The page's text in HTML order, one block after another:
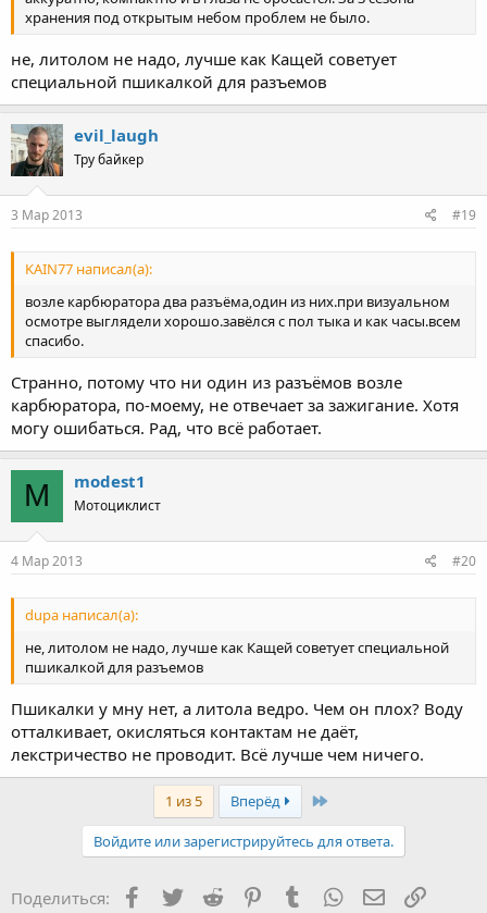
хранения под открытым небом проблем не было.
не, литолом не надо, лучше как Кащей советует
специальной пшикалкой для разъемов
evil_laugh
Тру байкер
3 Мар 2013 #19
KAIN77 написал(а):
возле карбюратора два разъёма,один из них.при визуальном
осмотре выглядели хорошо.завёлся с пол тыка и как часы.всем
спасибо.
Странно, потому что ни один из разъёмов возле
карбюратора, по-моему, не отвечает за зажигание. Хотя
могу ошибаться. Рад, что всё работает.
M modest1
Мотоциклист
4 Мар 2013 #20
dupa написал(а):
не, литолом не надо, лучше как Кащей советует специальной
пшикалкой для разъемов
Пшикалки у мну нет, а литола ведро. Чем он плох? Воду
отталкивает, окисляться контактам не даёт,
лекстричество не проводит. Всё лучше чем ничего.
1 из 5 Вперёд Last
Войдите или зарегистрируйтесь для ответа.
Поделиться: Facebook
TwitterReddit PinterestTumblr WhatsApp Ссылка